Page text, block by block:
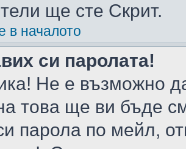
ще сте Скрит.
в началото
си паролата!
Не е възможно
това ще ви бъде
парола по мейл,